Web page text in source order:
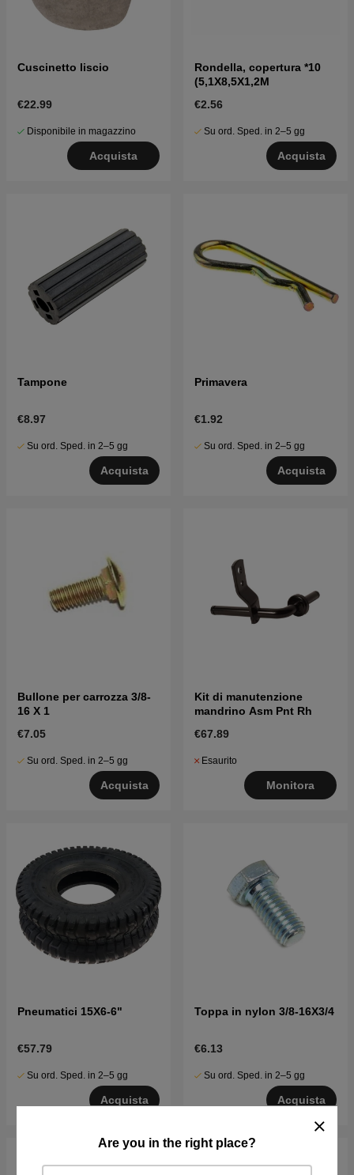
Are you in the right place?
Cuscinetto liscio
€22.99
Disponibile in magazzino
Acquista
Rondella, copertura *10
(5,1X8,5X1,2M
€2.56
Su ord. Sped. in 2–5 gg
Acquista
Tampone
€8.97
Su ord. Sped. in 2–5 gg
Acquista
Primavera
€1.92
Su ord. Sped. in 2–5 gg
Acquista
Bullone per carrozza 3/8-
16 X 1
€7.05
Su ord. Sped. in 2–5 gg
Acquista
Kit di manutenzione
mandrino Asm Pnt Rh
€67.89
Esaurito
Monitora
Pneumatici 15X6-6"
€57.79
Su ord. Sped. in 2–5 gg
Acquista
Toppa in nylon 3/8-16X3/4
€6.13
Su ord. Sped. in 2–5 gg
Acquista